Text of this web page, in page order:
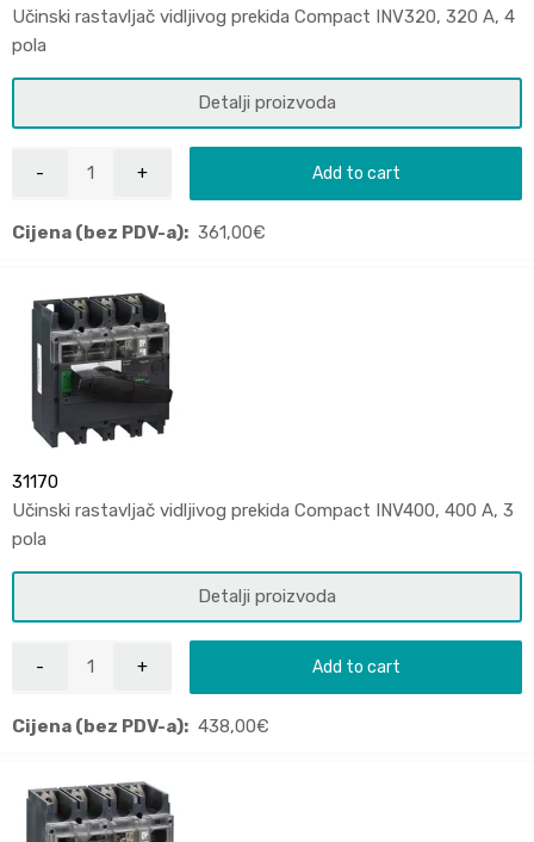
Učinski rastavljač vidljivog prekida Compact INV320, 320 A, 4
pola
Detalji proizvoda
Add to cart
Cijena (bez PDV-a): 361,00€
31170
Učinski rastavljač vidljivog prekida Compact INV400, 400 A, 3
pola
Detalji proizvoda
Add to cart
Cijena (bez PDV-a): 438,00€